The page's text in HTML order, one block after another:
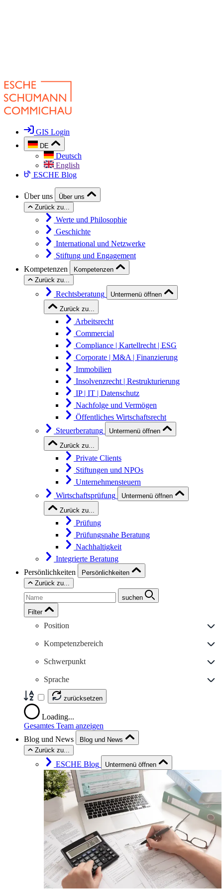
GIS Login
DE
Deutsch
English
ESCHE Blog
Über uns
Über uns
Zurück zu...
Werte und Philosophie
Geschichte
International und Netzwerke
Stiftung und Engagement
Kompetenzen
Kompetenzen
Zurück zu...
Rechtsberatung
Untermenü öffnen
Zurück zu...
Arbeitsrecht
Commercial
Compliance | Kartellrecht | ESG
Corporate | M&A | Finanzierung
Immobilien
Insolvenzrecht | Restrukturierung
IP | IT | Datenschutz
Nachfolge und Vermögen
Öffentliches Wirtschaftsrecht
Steuerberatung
Untermenü öffnen
Zurück zu...
Private Clients
Stiftungen und NPOs
Unternehmensteuern
Wirtschaftsprüfung
Untermenü öffnen
Zurück zu...
Prüfung
Prüfungsnahe Beratung
Nachhaltigkeit
Integrierte Beratung
Persönlichkeiten
Persönlichkeiten
Zurück zu...
suchen
Filter
Position
Kompetenzbereich
Schwerpunkt
Sprache
zurücksetzen
Loading...
Gesamtes Team anzeigen
Blog und News
Blog und News
Zurück zu...
ESCHE Blog Untermenü öffnen